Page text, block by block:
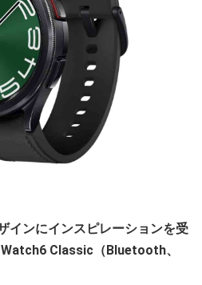
インにインスピレーションを受
Classic（Bluetooth、